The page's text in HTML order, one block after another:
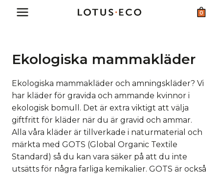
0
Ekologiska mammakläder
Ekologiska mammakläder och amningskläder? Vi
har kläder för gravida och ammande kvinnor i
ekologisk bomull. Det är extra viktigt att välja
giftfritt för kläder när du är gravid och ammar.
Alla våra kläder är tillverkade i naturmaterial och
märkta med GOTS (Global Organic Textile
Standard) så du kan vara säker på att du inte
utsätts för några farliga kemikalier. GOTS är också